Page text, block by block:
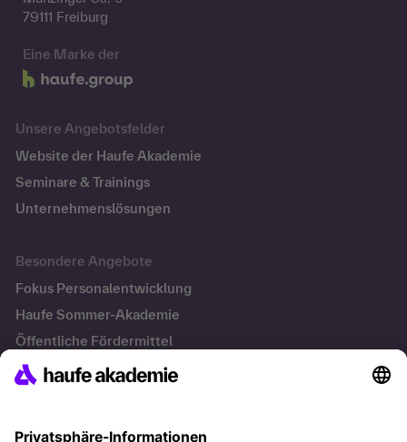
79111 Freiburg
Eine Marke der
Unsere Angebotsfelder
Website der Haufe Akademie
Seminare & Trainings
Unternehmenslösungen
Besondere Angebote
Fokus Personalentwicklung
Haufe Sommer-Akademie
Öffentliche Fördermittel
Transfersicherung